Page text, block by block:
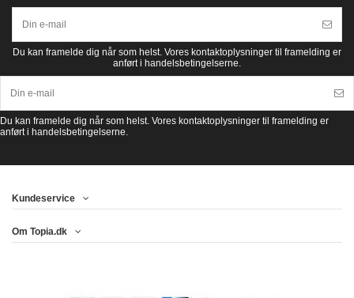
Du kan framelde dig når som helst. Vores kontaktoplysninger til framelding er
anført i handelsbetingelserne.
Du kan framelde dig når som helst. Vores kontaktoplysninger til framelding er
anført i handelsbetingelserne.
Kundeservice
Om Topia.dk